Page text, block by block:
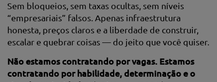
Sem bloqueios, sem taxas ocultas, sem níveis
“empresariais” falsos. Apenas infraestrutura
honesta, preços claros e a liberdade de construir,
escalar e quebrar coisas — do jeito que você quiser.
Não estamos contratando por vagas. Estamos
contratando por habilidade, determinação e o